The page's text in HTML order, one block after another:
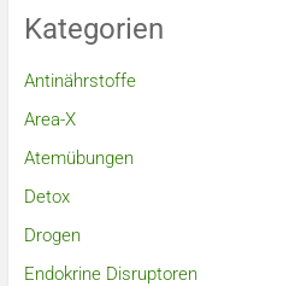
Kategorien
Antinährstoffe
Area-X
Atemübungen
Detox
Drogen
Endokrine Disruptoren